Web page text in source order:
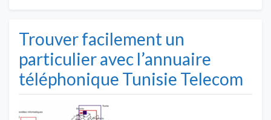
Trouver facilement un
particulier avec l’annuaire
téléphonique Tunisie Telecom